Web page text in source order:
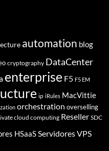
automation blog
cryptography DataCenter
enterprise F5 F5 EM
ip iRules MacVittie
orchestration overselling
cloud computing Reseller SDC
HSaaSServidores VPS